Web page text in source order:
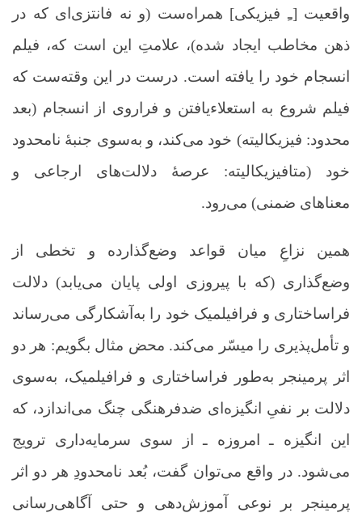
واقعیت [ـِ فیزیکی] همراه‌ست (و نه فانتزی‌ای که در
ذهن مخاطب ایجاد شده)، علامتِ این است که، فیلم
انسجام خود را یافته است. درست در این وقته‌ست که
فیلم شروع به استعلاءیافتن و فراروی از انسجام (بعد
محدود: فیزیکالیته) خود می‌کند، و به‌سوی جنبۀ نامحدود
خود (متافیزیکالیته: عرصۀ دلالت‌های ارجاعی و
معناهای ضمنی) می‌رود.
همین نزاعِ میان قواعد وضع‌گذارده و تخطی از
وضع‌گذاری (که با پیروزی اولی پایان می‌یابد) دلالت
فراساختاری و فرافیلمیک خود را به‌آشکارگی می‌رساند
و تأمل‌پذیری را میسّر می‌کند. محض مثال بگویم: هر دو
اثر پرمینجر به‌طور فراساختاری و فرافیلمیک، به‌سوی
دلالت بر نفیِ انگیزه‌ای ضدفرهنگی چنگ می‌اندازد، که
این انگیزه ـ امروزه ـ از سوی سرمایه‌داری ترویج
می‌شود. در واقع می‌توان گفت، بُعد نامحدودِ هر دو اثر
پرمینجر بر نوعی آموزش‌دهی و حتی آگاهی‌رسانی